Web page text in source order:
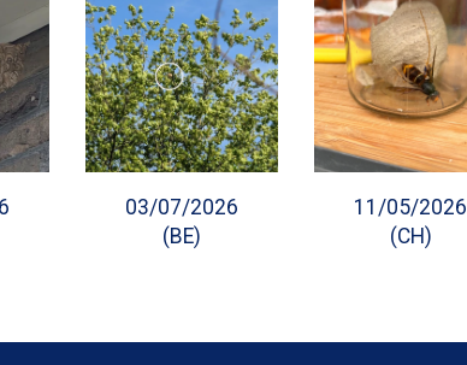
03/07/2026
(BE)
11/05/2026
(CH)